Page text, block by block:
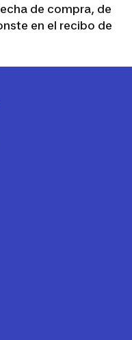
de compra, de
en el recibo de